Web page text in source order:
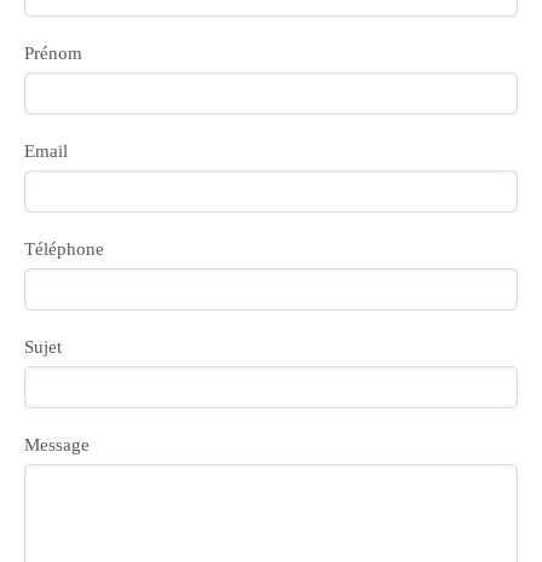
Prénom
Email
Téléphone
Sujet
Message